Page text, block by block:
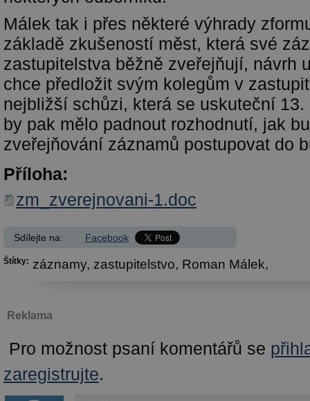
Málek tak i přes některé výhrady
základě zkušeností měst, která své
zastupitelstva běžně zveřejňují, návrh
chce předložit svým kolegům v
nejbližší schůzi, která se uskuteční 13.
by pak mělo padnout rozhodnutí, jak
zveřejňování záznamů postupovat do
Příloha:
zm_zverejnovani-1.doc
Sdílejte na: Facebook
Štítky: záznamy, zastupitelstvo, Roman Málek,
Reklama
Pro možnost psaní komentářů se
zaregistrujte.